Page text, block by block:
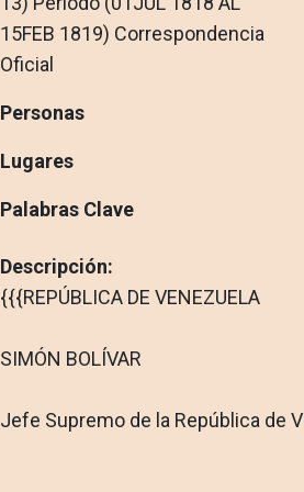
15FEB 1819) Correspondencia
Oficial
Personas
Lugares
Palabras Clave
Descripción:
{{{REPÚBLICA DE VENEZUELA
SIMÓN BOLÍVAR
Jefe Supremo de la República de